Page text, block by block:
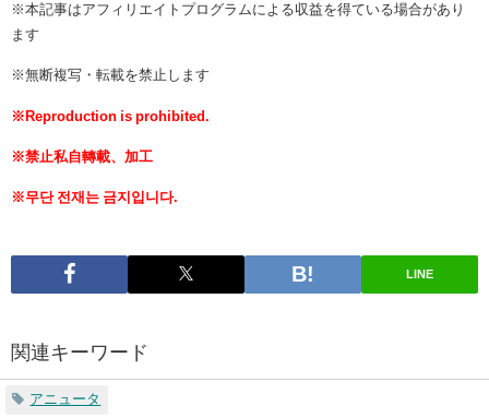
※本記事はアフィリエイトプログラムによる収益を得ている場合があり
ます
※無断複写・転載を禁止します
※Reproduction is prohibited.
※禁止私自轉載、加工
※무단 전재는 금지입니다.
LINE
関連キーワード
アニュータ